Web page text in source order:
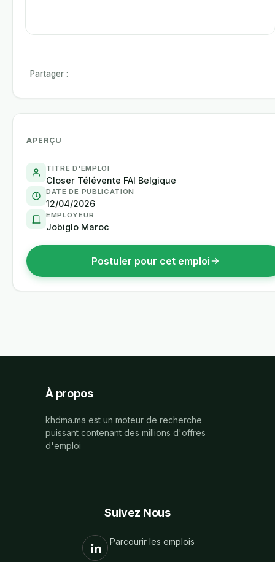
Partager :
APERÇU
TITRE D'EMPLOI
Closer Télévente FAI Belgique
DATE DE PUBLICATION
12/04/2026
EMPLOYEUR
Jobiglo Maroc
Postuler pour cet emploi
À propos
khdma.ma est un moteur de recherche
puissant contenant des millions d'offres
d'emploi
Suivez Nous
Parcourir les emplois